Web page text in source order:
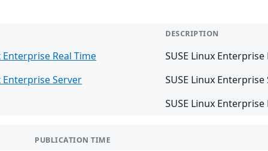
DESCRIPTION
Enterprise Real Time
SUSE Linux
Enterprise Server
SUSE Linux Enterprise
SUSE Linux
PUBLICATION TIME